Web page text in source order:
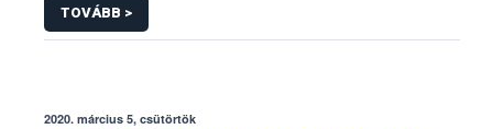
TOVÁBB >
2020. március 5, csütörtök